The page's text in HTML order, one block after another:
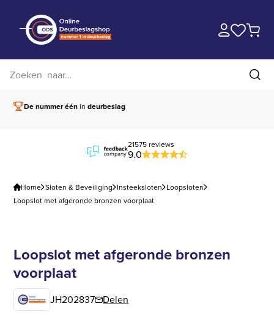
De nummer éénindeurbeslag
21575 reviews
9.0
Home Sloten & Beveiliging Insteeksloten Loopsloten
Loopslot met afgeronde bronzen voorplaat
Loopslot met afgeronde bronzen
voorplaat
JH202837 Delen